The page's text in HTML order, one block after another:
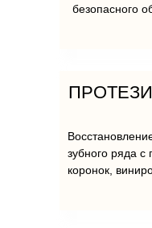
безопасного
зубного ряда
коронок,